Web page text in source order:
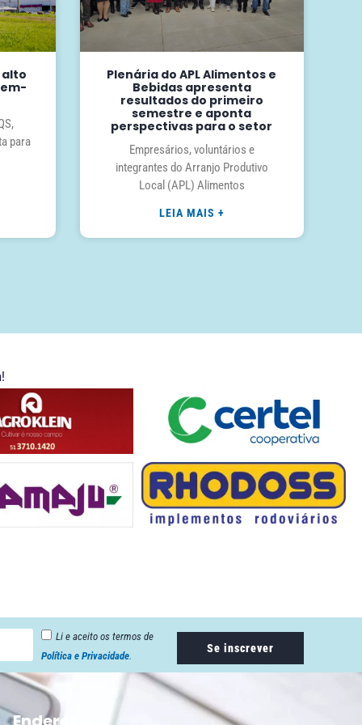
alto
para
Plenária do APL Alimentos e
Bebidas apresenta
resultados do primeiro
semestre e aponta
perspectivas para o setor
Empresários, voluntários e
integrantes do Arranjo Produtivo
Local (APL) Alimentos
LEIA MAIS +
Li e aceito os termos de
Política e Privacidade.
Se inscrever